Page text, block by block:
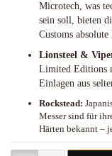
Microtech, was
sein soll, bieten
Customs
Lionsteel &
Limited Editions
Einlagen aus
Rockstead:
Messer sind für
Härten bekannt –